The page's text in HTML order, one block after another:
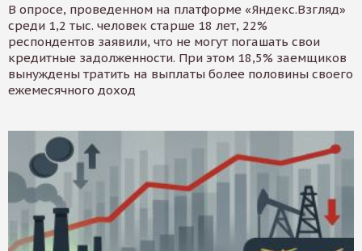
В опросе, проведенном на платформе «Яндекс.Взгляд»
среди 1,2 тыс. человек старше 18 лет, 22%
респондентов заявили, что не могут погашать свои
кредитные задолженности. При этом 18,5% заемщиков
вынуждены тратить на выплаты более половины своего
ежемесячного доход